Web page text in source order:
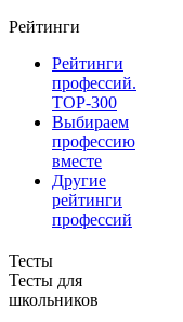
Рейтинги
Рейтинги
профессий.
TOP-300
Выбираем
профессию
вместе
Другие
рейтинги
профессий
Тесты
Тесты для
школьников